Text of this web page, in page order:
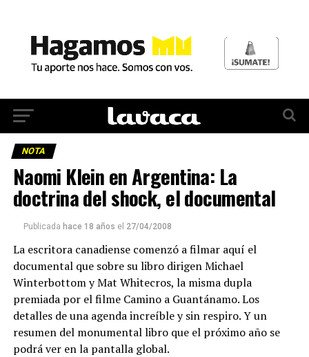
NOTA
Naomi Klein en Argentina: La
doctrina del shock, el documental
Publicada hace 18 años el 27/04/2008
La escritora canadiense comenzó a filmar aquí el
documental que sobre su libro dirigen Michael
Winterbottom y Mat Whitecros, la misma dupla
premiada por el filme Camino a Guantánamo. Los
detalles de una agenda increíble y sin respiro. Y un
resumen del monumental libro que el próximo año se
podrá ver en la pantalla global.